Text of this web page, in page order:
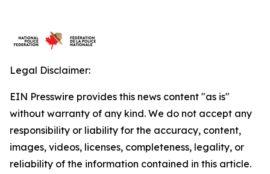
Legal Disclaimer:
EIN Presswire provides this news content "as is"
without warranty of any kind. We do not accept any
responsibility or liability for the accuracy, content,
images, videos, licenses, completeness, legality, or
reliability of the information contained in this article.